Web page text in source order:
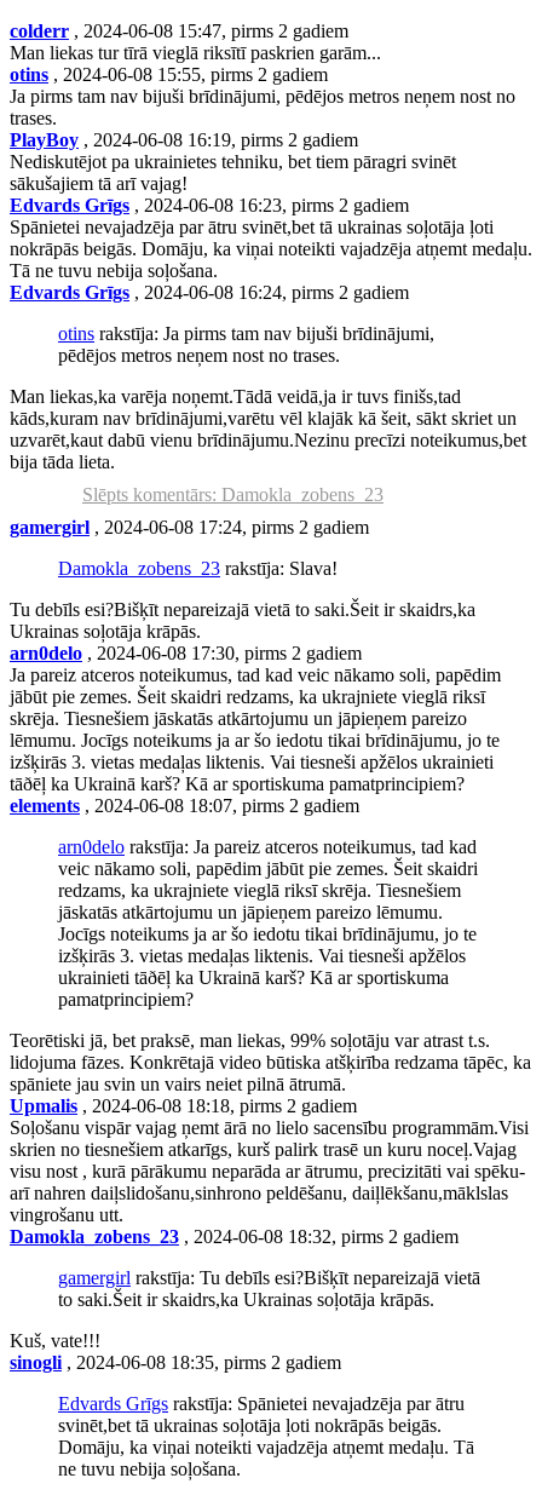
colderr , 2024-06-08 15:47, pirms 2 gadiem
Man liekas tur tīrā vieglā riksītī paskrien garām...
otins , 2024-06-08 15:55, pirms 2 gadiem
Ja pirms tam nav bijuši brīdinājumi, pēdējos metros neņem nost no
trases.
PlayBoy , 2024-06-08 16:19, pirms 2 gadiem
Nediskutējot pa ukrainietes tehniku, bet tiem pāragri svinēt
sākušajiem tā arī vajag!
Edvards Grīgs , 2024-06-08 16:23, pirms 2 gadiem
Spānietei nevajadzēja par ātru svinēt,bet tā ukrainas soļotāja ļoti
nokrāpās beigās. Domāju, ka viņai noteikti vajadzēja atņemt medaļu.
Tā ne tuvu nebija soļošana.
Edvards Grīgs , 2024-06-08 16:24, pirms 2 gadiem
otins rakstīja: Ja pirms tam nav bijuši brīdinājumi,
pēdējos metros neņem nost no trases.
Man liekas,ka varēja noņemt.Tādā veidā,ja ir tuvs finišs,tad
kāds,kuram nav brīdinājumi,varētu vēl klajāk kā šeit, sākt skriet un
uzvarēt,kaut dabū vienu brīdinājumu.Nezinu precīzi noteikumus,bet
bija tāda lieta.
Slēpts komentārs: Damokla_zobens_23
gamergirl , 2024-06-08 17:24, pirms 2 gadiem
Damokla_zobens_23 rakstīja: Slava!
Tu debīls esi?Bišķīt nepareizajā vietā to saki.Šeit ir skaidrs,ka
Ukrainas soļotāja krāpās.
arn0delo , 2024-06-08 17:30, pirms 2 gadiem
Ja pareiz atceros noteikumus, tad kad veic nākamo soli, papēdim
jābūt pie zemes. Šeit skaidri redzams, ka ukrajniete vieglā riksī
skrēja. Tiesnešiem jāskatās atkārtojumu un jāpieņem pareizo
lēmumu. Jocīgs noteikums ja ar šo iedotu tikai brīdinājumu, jo te
izšķirās 3. vietas medaļas liktenis. Vai tiesneši apžēlos ukrainieti
tāðēļ ka Ukrainā karš? Kā ar sportiskuma pamatprincipiem?
elements , 2024-06-08 18:07, pirms 2 gadiem
arn0delo rakstīja: Ja pareiz atceros noteikumus, tad kad
veic nākamo soli, papēdim jābūt pie zemes. Šeit skaidri
redzams, ka ukrajniete vieglā riksī skrēja. Tiesnešiem
jāskatās atkārtojumu un jāpieņem pareizo lēmumu.
Jocīgs noteikums ja ar šo iedotu tikai brīdinājumu, jo te
izšķirās 3. vietas medaļas liktenis. Vai tiesneši apžēlos
ukrainieti tāðēļ ka Ukrainā karš? Kā ar sportiskuma
pamatprincipiem?
Teorētiski jā, bet praksē, man liekas, 99% soļotāju var atrast t.s.
lidojuma fāzes. Konkrētajā video būtiska atšķirība redzama tāpēc, ka
spāniete jau svin un vairs neiet pilnā ātrumā.
Upmalis , 2024-06-08 18:18, pirms 2 gadiem
Soļošanu vispār vajag ņemt ārā no lielo sacensību programmām.Visi
skrien no tiesnešiem atkarīgs, kurš palirk trasē un kuru noceļ.Vajag
visu nost , kurā pārākumu neparāda ar ātrumu, precizitāti vai spēku-
arī nahren daiļslidošanu,sinhrono peldēšanu, daiļlēkšanu,māklslas
vingrošanu utt.
Damokla_zobens_23 , 2024-06-08 18:32, pirms 2 gadiem
gamergirl rakstīja: Tu debīls esi?Bišķīt nepareizajā vietā
to saki.Šeit ir skaidrs,ka Ukrainas soļotāja krāpās.
Kuš, vate!!!
sinogli , 2024-06-08 18:35, pirms 2 gadiem
Edvards Grīgs rakstīja: Spānietei nevajadzēja par ātru
svinēt,bet tā ukrainas soļotāja ļoti nokrāpās beigās.
Domāju, ka viņai noteikti vajadzēja atņemt medaļu. Tā
ne tuvu nebija soļošana.